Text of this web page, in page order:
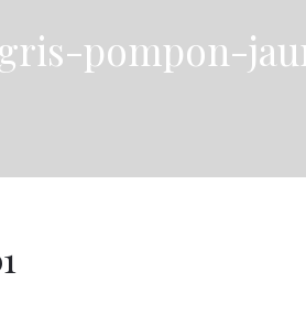
pompon-